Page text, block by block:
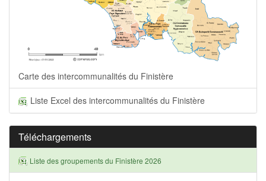
Carte des intercommunalités du Finistère
Liste Excel des intercommunalités du Finistère
Téléchargements
Liste des groupements du Finistère 2026